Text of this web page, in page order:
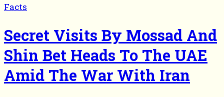
Facts
Secret Visits By Mossad And
Shin Bet Heads To The UAE
Amid The War With Iran